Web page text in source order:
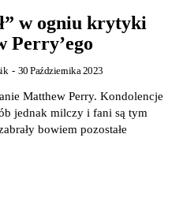
w ogniu krytyki
Perry’ego
- 30 Października 2023
Matthew Perry. Kondolencje
jednak milczy i fani są tym
bowiem pozostałe